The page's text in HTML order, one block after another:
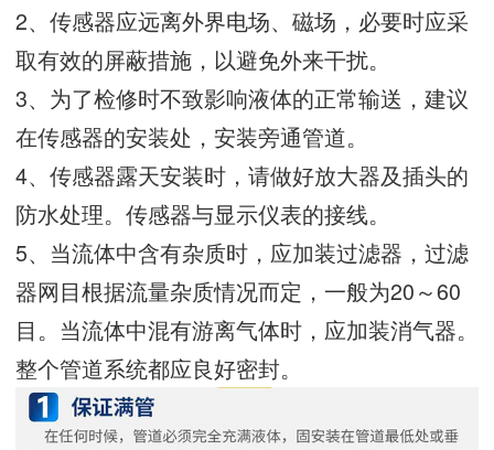
2、传感器应远离外界电场、磁场，必要时应采
取有效的屏蔽措施，以避免外来干扰。
3、为了检修时不致影响液体的正常输送，建议
在传感器的安装处，安装旁通管道。
4、传感器露天安装时，请做好放大器及插头的
防水处理。传感器与显示仪表的接线。
5、当流体中含有杂质时，应加装过滤器，过滤
器网目根据流量杂质情况而定，一般为20～60
目。当流体中混有游离气体时，应加装消气器。
整个管道系统都应良好密封。